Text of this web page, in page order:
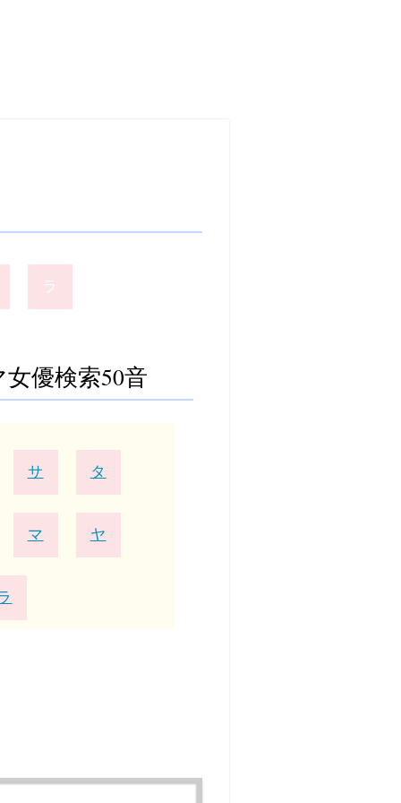
ラ
優検索50音
サ タ
マ ヤ